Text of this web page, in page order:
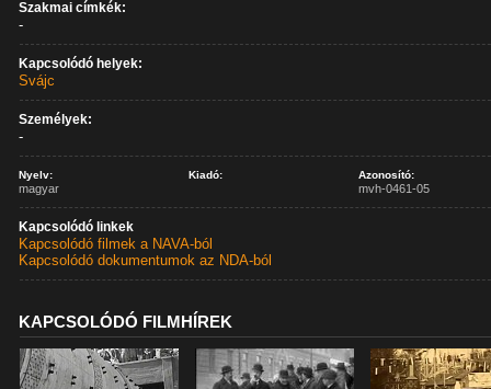
Szakmai címkék:
-
Kapcsolódó helyek:
Svájc
Személyek:
-
Nyelv:
magyar
Kiadó: Azonosító:
mvh-0461-05
Kapcsolódó linkek
Kapcsolódó filmek a NAVA-ból
Kapcsolódó dokumentumok az NDA-ból
KAPCSOLÓDÓ FILMHÍREK